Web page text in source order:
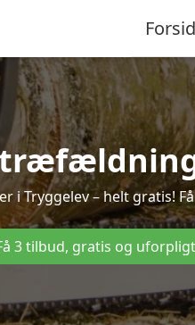
Tryggelev – helt gratis!
3 tilbud, gratis og